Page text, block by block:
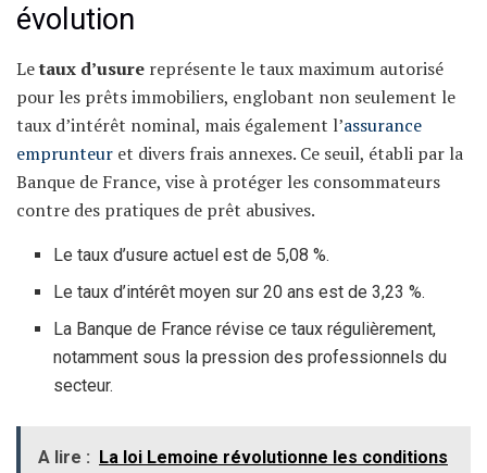
évolution
Letaux d’usure représente le taux maximum autorisé
pour les prêts immobiliers, englobant non seulement le
taux d’intérêt nominal, mais également l’assurance
emprunteur et divers frais annexes. Ce seuil, établi par la
Banque de France, vise à protéger les consommateurs
contre des pratiques de prêt abusives.
Le taux d’usure actuel est de 5,08 %.
Le taux d’intérêt moyen sur 20 ans est de 3,23 %.
La Banque de France révise ce taux régulièrement,
notamment sous la pression des professionnels du
secteur.
A lire : La loi Lemoine révolutionne les conditions